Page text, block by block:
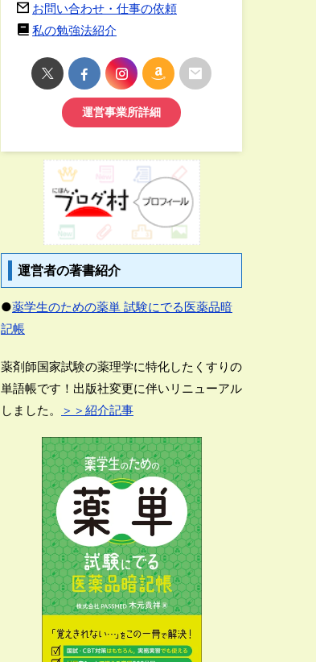
お問い合わせ・仕事の依頼
私の勉強法紹介
運営事業所詳細
運営者の著書紹介
●薬学生のための薬単 試験にでる医薬品暗
記帳
薬剤師国家試験の薬理学に特化したくすりの
単語帳です！出版社変更に伴いリニューアル
しました。
＞＞紹介記事